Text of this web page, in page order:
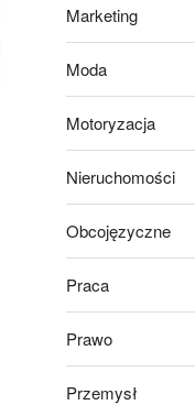
Marketing
Moda
Motoryzacja
Nieruchomości
Obcojęzyczne
Praca
Prawo
Przemysł